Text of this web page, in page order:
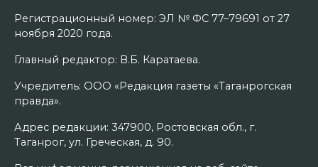
Регистрационный номер: ЭЛ № ФС 77–79691 от 27
ноября 2020 года.
Главный редактор: В.Б. Каратаева.
Учредитель: ООО «Редакция газеты «Таганрогская
правда».
Адрес редакции: 347900, Ростовская обл., г.
Таганрог, ул. Греческая, д. 90.